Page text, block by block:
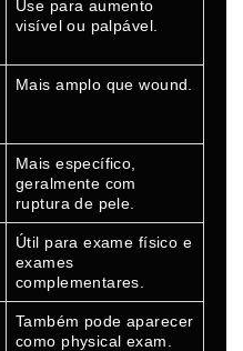
Use para aumento
visível ou palpável.
Mais amplo que wound.
Mais específico,
geralmente com
ruptura de pele.
Útil para exame físico e
exames
complementares.
Também pode aparecer
como physical exam.